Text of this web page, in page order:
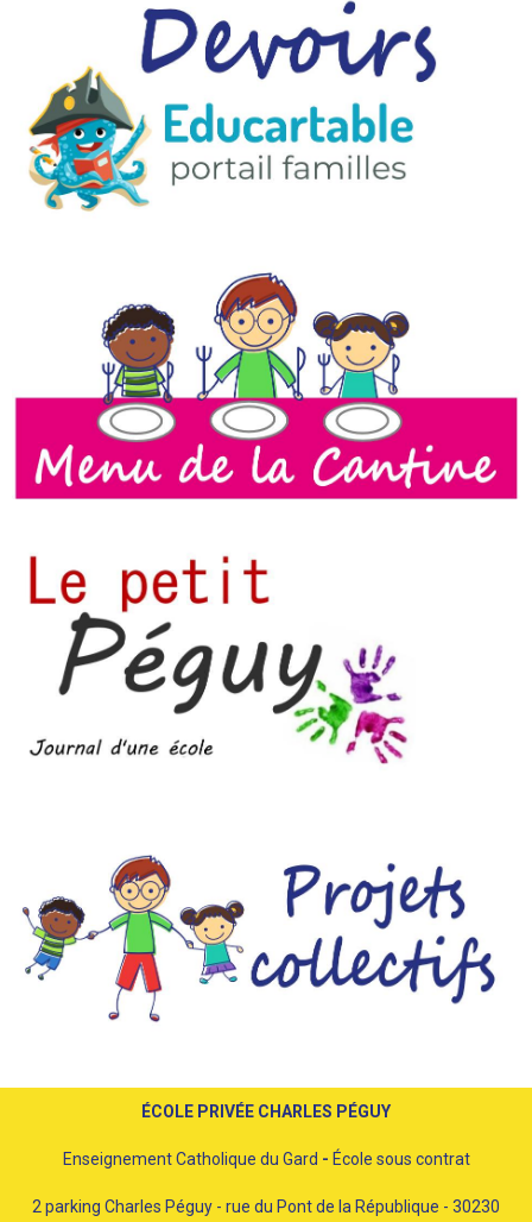
ÉCOLE PRIVÉE CHARLES PÉGUY
Enseignement Catholique du Gard - École sous contrat
2 parking Charles Péguy - rue du Pont de la République - 30230